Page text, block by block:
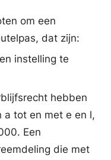
om een
dat zijn:
instelling te
hebben
a tot en met e en l,
Een
die met